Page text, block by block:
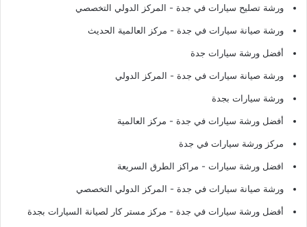
ورشة تصليح سيارات في جدة - المركز الدولي التخصصي
ورشة صيانة سيارات في جدة - مركز العالمية الحديث
أفضل ورشة سيارات جدة
ورشة صيانة سيارات في جدة - المركز الدولي
ورشة سيارات بجدة
أفضل ورشة سيارات في جدة - مركز العالمية
مركز ورشة سيارات في جدة
افضل ورشة سيارات - مراكز الطرق السريعة
ورشة صيانة سيارات في جدة - المركز الدولي التخصصي
أفضل ورشة سيارات في جدة - مركز مستر كار لصيانة السيارات بجدة